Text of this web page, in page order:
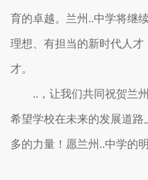
育的卓越。兰州..中学将继
理想、有担当的新时代人
才。
..，让我们共同祝贺兰
希望学校在未来的发展道
多的力量！愿兰州..中学的